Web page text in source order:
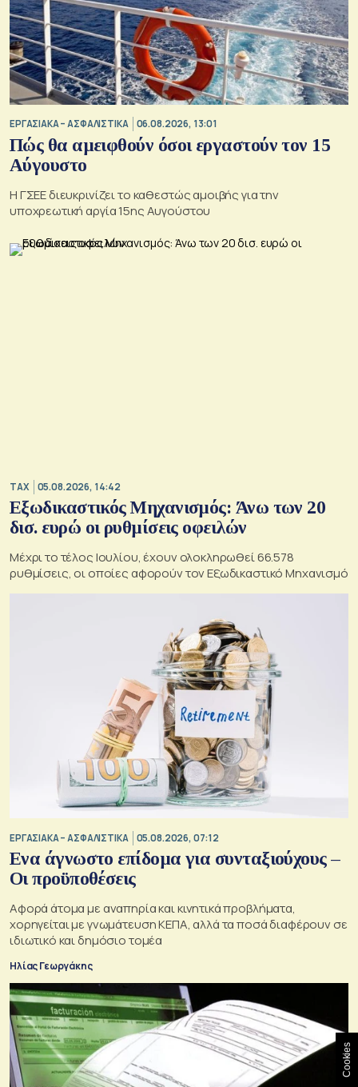
ΕΡΓΑΣΙΑΚΑ – ΑΣΦΑΛΙΣΤΙΚΑ 06.08.2026, 13:01
Πώς θα αμειφθούν όσοι εργαστούν τον 15
Αύγουστο
Η ΓΣΕΕ διευκρινίζει το καθεστώς αμοιβής για την
υποχρεωτική αργία 15ης Αυγούστου
TAX 05.08.2026, 14:42
Εξωδικαστικός Μηχανισμός: Άνω των 20
δισ. ευρώ οι ρυθμίσεις οφειλών
Μέχρι το τέλος Ιουλίου, έχουν ολοκληρωθεί 66.578
ρυθμίσεις, οι οποίες αφορούν τον Εξωδικαστικό Μηχανισμό
ΕΡΓΑΣΙΑΚΑ – ΑΣΦΑΛΙΣΤΙΚΑ 05.08.2026, 07:12
Ενα άγνωστο επίδομα για συνταξιούχους –
Οι προϋποθέσεις
Αφορά άτομα με αναπηρία και κινητικά προβλήματα,
χορηγείται με γνωμάτευση ΚΕΠΑ, αλλά τα ποσά διαφέρουν σε
ιδιωτικό και δημόσιο τομέα
Ηλίας Γεωργάκης
Cookies